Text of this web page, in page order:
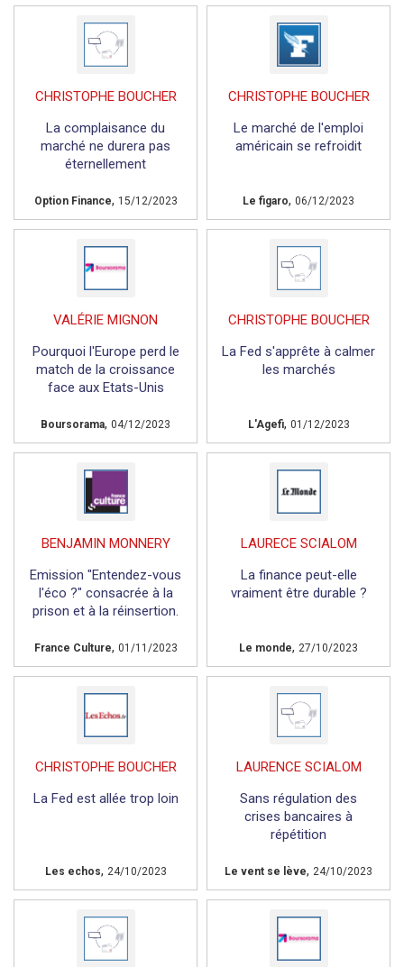
CHRISTOPHE BOUCHER
La complaisance du
marché ne durera pas
éternellement
Option Finance, 15/12/2023
CHRISTOPHE BOUCHER
Le marché de l'emploi
américain se refroidit
Le figaro, 06/12/2023
VALÉRIE MIGNON
Pourquoi l'Europe perd le
match de la croissance
face aux Etats-Unis
Boursorama, 04/12/2023
CHRISTOPHE BOUCHER
La Fed s'apprête à calmer
les marchés
L'Agefi, 01/12/2023
BENJAMIN MONNERY
Emission "Entendez-vous
l'éco ?" consacrée à la
prison et à la réinsertion.
France Culture, 01/11/2023
LAURECE SCIALOM
La finance peut-elle
vraiment être durable ?
Le monde, 27/10/2023
CHRISTOPHE BOUCHER
La Fed est allée trop loin
Les echos, 24/10/2023
LAURENCE SCIALOM
Sans régulation des
crises bancaires à
répétition
Le vent se lève, 24/10/2023